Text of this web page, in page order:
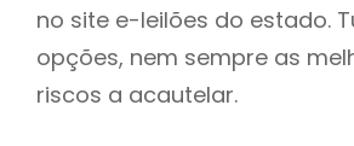
no site e-leilões do estado.
opções, nem sempre as
riscos a acautelar.